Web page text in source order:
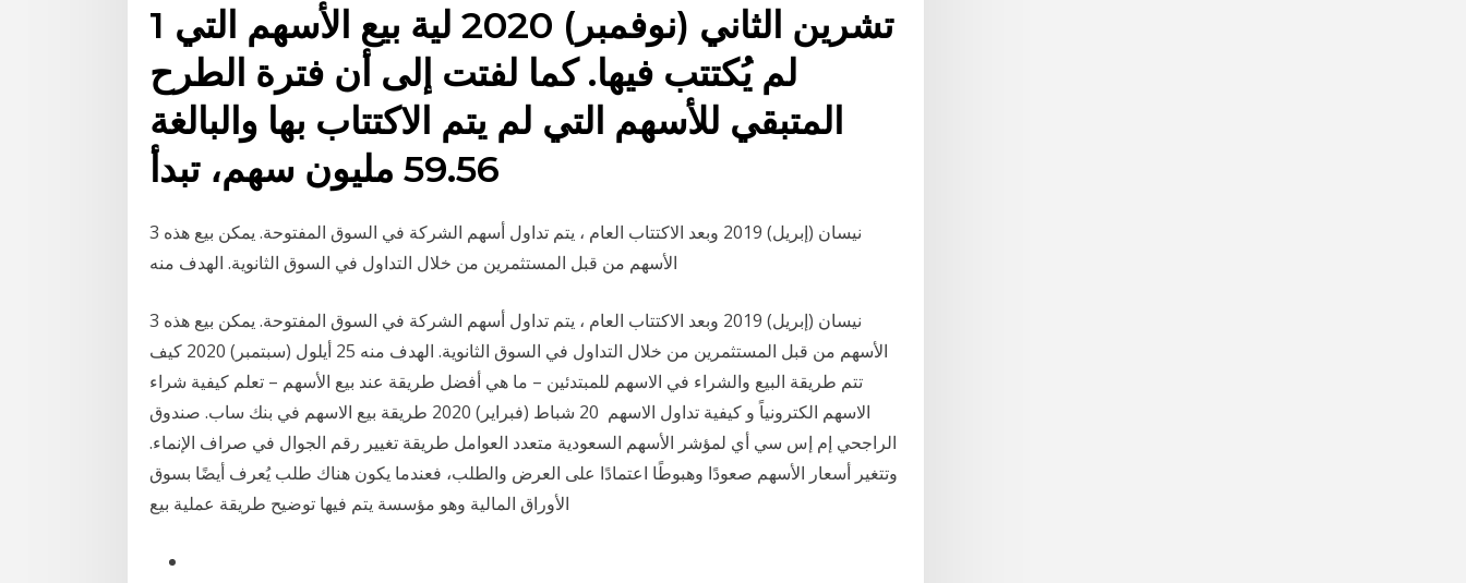
1 تشرين الثاني (نوفمبر) 2020 لية بيع الأسهم التي
لم يُكتتب فيها. كما لفتت إلى أن فترة الطرح
المتبقي للأسهم التي لم يتم الاكتتاب بها والبالغة
3 نيسان (إبريل) 2019 وبعد الاكتتاب العام ، يتم تداول أسهم الشركة في السوق المفتوحة. يمكن بيع هذه
الأسهم من قبل المستثمرين من خلال التداول في السوق الثانوية. الهدف منه
3 نيسان (إبريل) 2019 وبعد الاكتتاب العام ، يتم تداول أسهم الشركة في السوق المفتوحة. يمكن بيع هذه
الأسهم من قبل المستثمرين من خلال التداول في السوق الثانوية. الهدف منه 25 أيلول (سبتمبر) 2020 كيف
تتم طريقة البيع والشراء في الاسهم للمبتدئين – ما هي أفضل طريقة عند بيع الأسهم – تعلم كيفية شراء
الاسهم الكترونياً و كيفية تداول الاسهم 20 شباط (فبراير) 2020 طريقة بيع الاسهم في بنك ساب. صندوق
الراجحي إم إس سي أي لمؤشر الأسهم السعودية متعدد العوامل طريقة تغيير رقم الجوال في صراف الإنماء.
وتتغير أسعار الأسهم صعودًا وهبوطًا اعتمادًا على العرض والطلب، فعندما يكون هناك طلب يُعرف أيضًا بسوق